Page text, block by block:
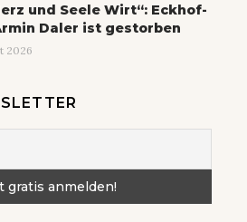
und Seele Wirt“: Eckhof-
Daler ist gestorben
2026